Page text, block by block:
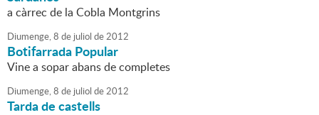
a càrrec de la Cobla Montgrins
Diumenge,8 de juliol de2012
Botifarrada Popular
Vine a sopar abans de completes
Diumenge,8 de juliol de2012
Tarda de castells